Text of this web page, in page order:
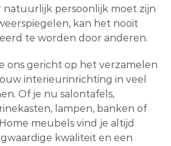
natuurlijk persoonlijk moet zijn
kan het nooit
te worden door anderen.
ons gericht op het verzamelen
interieurinrichting in veel
Of je nu salontafels,
lampen, banken of
meubels vind je altijd
kwaliteit en een